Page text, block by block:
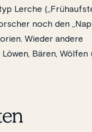
Lerche
noch den
Wieder andere
Bären, Wölfen